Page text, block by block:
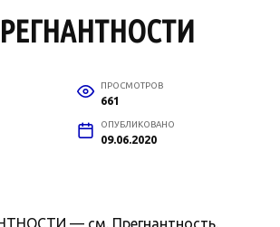
ПРОСМОТРОВ
661
ОПУБЛИКОВАНО
09.06.2020
— см. Прегнантность.